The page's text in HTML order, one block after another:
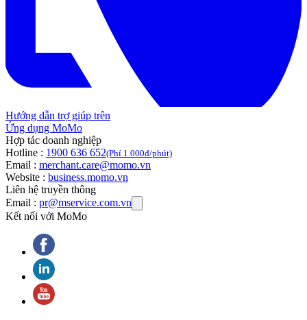
Hướng dẫn trợ giúp trên
Ứng dụng MoMo
Hợp tác doanh nghiệp
Hotline : 1900 636 652(Phí 1.000đ/phút)
Email : merchant.care@momo.vn
Website : business.momo.vn
Liên hệ truyền thông
Email : pr@mservice.com.vn
Kết nối với MoMo